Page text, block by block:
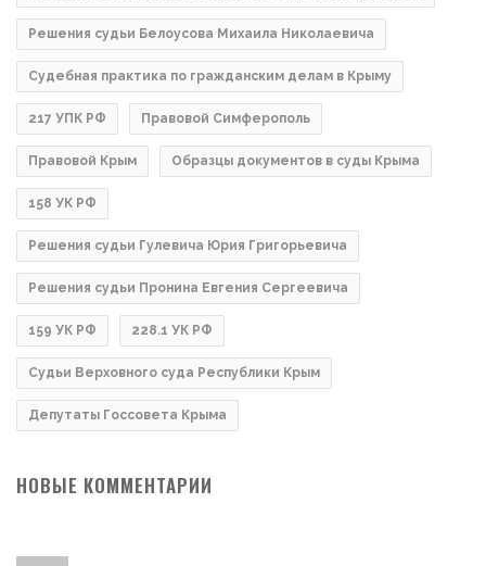
Решения судьи Белоусова Михаила Николаевича
Судебная практика по гражданским делам в Крыму
217 УПК РФ Правовой Симферополь
Правовой Крым Образцы документов в суды Крыма
158 УК РФ
Решения судьи Гулевича Юрия Григорьевича
Решения судьи Пронина Евгения Сергеевича
159 УК РФ 228.1 УК РФ
Судьи Верховного суда Республики Крым
Депутаты Госсовета Крыма
НОВЫЕ КОММЕНТАРИИ